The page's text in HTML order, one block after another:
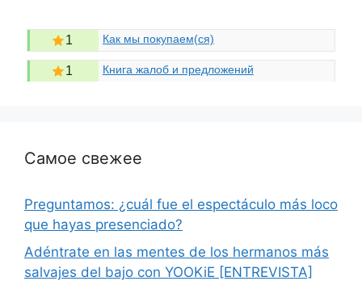
1 Как мы покупаем(ся)
1 Книга жалоб и предложений
Самое свежее
Preguntamos: ¿cuál fue el espectáculo más loco
que hayas presenciado?
Adéntrate en las mentes de los hermanos más
salvajes del bajo con YOOKiE [ENTREVISTA]